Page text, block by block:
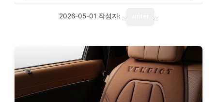
2026-05-01 작성자: